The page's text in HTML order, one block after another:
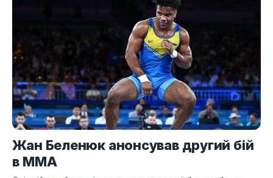
Жан Беленюк анонсував другий бій
в ММА